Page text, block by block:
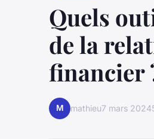
Quels
de la
financier
M mathieu7 mars 2024